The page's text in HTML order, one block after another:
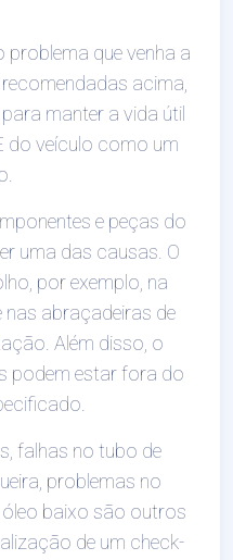
que venha a
acima,
manter a vida útil
do veículo como um
e peças do
uma das causas. O
por exemplo, na
nas abraçadeiras de
Além disso, o
podem estar fora do
falhas no tubo de
problemas no
óleo baixo são outros
de um check-